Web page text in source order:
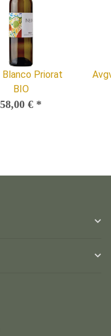
Blanco Priorat
BIO
58,00 € *